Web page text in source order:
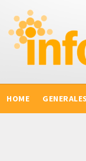
HOME GENERALES